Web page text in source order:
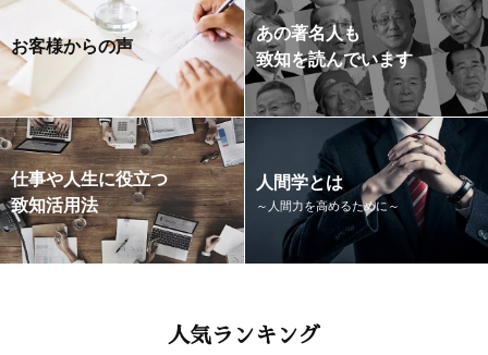
お客様からの声
あの著名人も
致知を読んでいます
仕事や人生に役立つ
致知活用法
人間学とは
～人間力を高めるために～
人気ランキング